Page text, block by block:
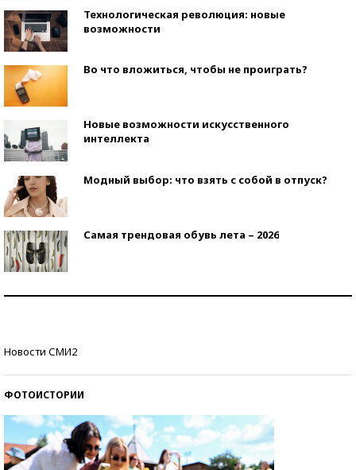
Технологическая революция: новые
возможности
Во что вложиться, чтобы не проиграть?
Новые возможности искусственного
интеллекта
Модный выбор: что взять с собой в отпуск?
Самая трендовая обувь лета – 2026
Новости СМИ2
ФОТОИСТОРИИ